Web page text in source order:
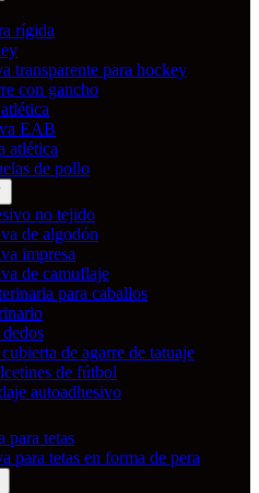
rígida
transparente para hockey
con gancho
EAB
atlética
de pollo
no tejido
de algodón
impresa
de camuflaje
para caballos
de agarre de tatuaje
de fútbol
autoadhesivo
para tetas
para tetas en forma de pera